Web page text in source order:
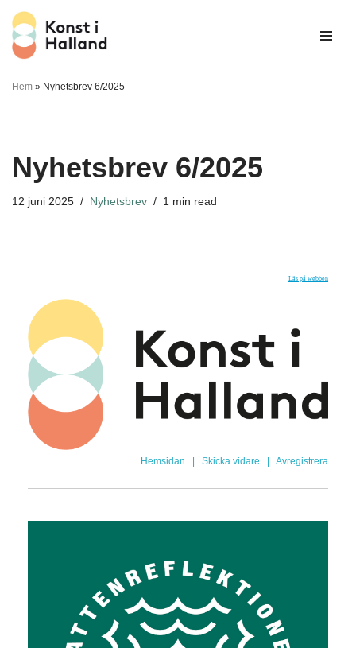
Hoppa
till
innehåll
Hem » Nyhetsbrev 6/2025
Nyhetsbrev 6/2025
12 juni 2025 Nyhetsbrev 1 min read